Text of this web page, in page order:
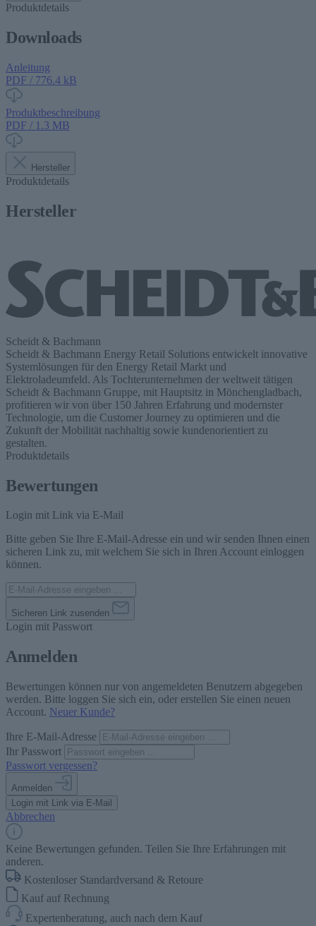
Produktdetails
Downloads
Anleitung
PDF / 776.4 kB
Produktbeschreibung
PDF / 1.3 MB
Hersteller
Produktdetails
Hersteller
Scheidt & Bachmann
Scheidt & Bachmann Energy Retail Solutions entwickelt innovative
Systemlösungen für den Energy Retail Markt und
Elektroladeumfeld. Als Tochterunternehmen der weltweit tätigen
Scheidt & Bachmann Gruppe, mit Hauptsitz in Mönchengladbach,
profitieren wir von über 150 Jahren Erfahrung und modernster
Technologie, um die Customer Journey zu optimieren und die
Zukunft der Mobilität nachhaltig sowie kundenorientiert zu
gestalten.
Produktdetails
Bewertungen
Login mit Link via E-Mail
Bitte geben Sie Ihre E-Mail-Adresse ein und wir senden Ihnen einen
sicheren Link zu, mit welchem Sie sich in Ihren Account einloggen
können.
Sicheren Link zusenden
Login mit Passwort
Anmelden
Bewertungen können nur von angemeldeten Benutzern abgegeben
werden. Bitte loggen Sie sich ein, oder erstellen Sie einen neuen
Account. Neuer Kunde?
Ihre E-Mail-Adresse
Ihr Passwort
Passwort vergessen?
Anmelden
Login mit Link via E-Mail
Abbrechen
Keine Bewertungen gefunden. Teilen Sie Ihre Erfahrungen mit
anderen.
Kostenloser Standardversand & Retoure
Kauf auf Rechnung
Expertenberatung, auch nach dem Kauf